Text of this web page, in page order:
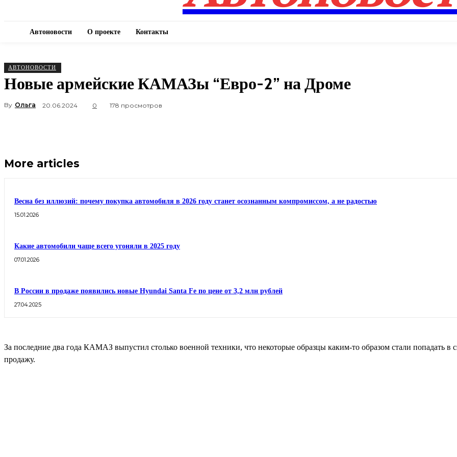
Автоновости О проекте Контакты
АВТОНОВОСТИ
Новые армейские КАМАЗы “Евро-2” на Дроме
By Ольга 20.06.2024 0 178 просмотров
More articles
Весна без иллюзий: почему покупка автомобиля в 2026 году станет осознанным компромиссом, а не радостью
15.01.2026
Какие автомобили чаще всего угоняли в 2025 году
07.01.2026
В России в продаже появились новые Hyundai Santa Fe по цене от 3,2 млн рублей
27.04.2025
За последние два года КАМАЗ выпустил столько военной техники, что некоторые образцы каким-то образом стали попадать в
продажу.